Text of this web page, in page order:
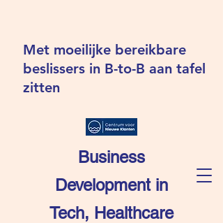
Business
Development in
Tech, Healthcare
Met moeilijke bereikbare
beslissers in B-to-B aan tafel
zitten